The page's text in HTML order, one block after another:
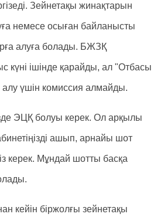
Зейнетақы жинақтарын
немесе осыған байланысты
алуға болады. БЖЗҚ
күні ішінде қарайды, ал "Отбасы
алу үшін комиссия алмайды.
ЭЦҚ болуы керек. Ол арқылы
ашып, арнайы шот
керек. Мұндай шотты басқа
кейін біржолғы зейнетақы